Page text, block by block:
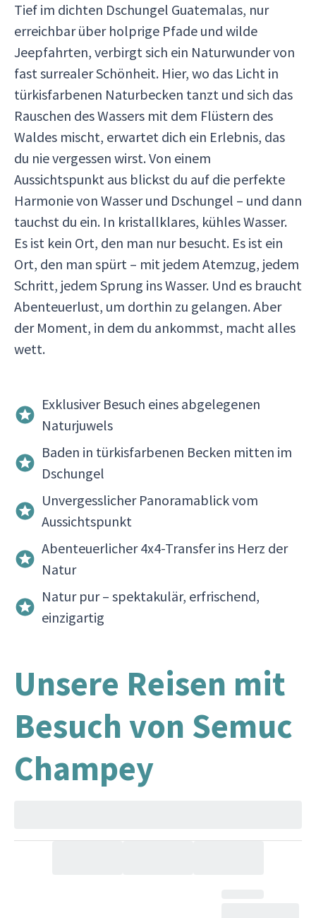
Tief im dichten Dschungel Guatemalas, nur
erreichbar über holprige Pfade und wilde
Jeepfahrten, verbirgt sich ein Naturwunder von
fast surrealer Schönheit. Hier, wo das Licht in
türkisfarbenen Naturbecken tanzt und sich das
Rauschen des Wassers mit dem Flüstern des
Waldes mischt, erwartet dich ein Erlebnis, das
du nie vergessen wirst. Von einem
Aussichtspunkt aus blickst du auf die perfekte
Harmonie von Wasser und Dschungel – und dann
tauchst du ein. In kristallklares, kühles Wasser.
Es ist kein Ort, den man nur besucht. Es ist ein
Ort, den man spürt – mit jedem Atemzug, jedem
Schritt, jedem Sprung ins Wasser. Und es braucht
Abenteuerlust, um dorthin zu gelangen. Aber
der Moment, in dem du ankommst, macht alles
wett.
Exklusiver Besuch eines abgelegenen
Naturjuwels
Baden in türkisfarbenen Becken mitten im
Dschungel
Unvergesslicher Panoramablick vom
Aussichtspunkt
Abenteuerlicher 4x4-Transfer ins Herz der
Natur
Natur pur – spektakulär, erfrischend,
einzigartig
Unsere Reisen mit
Besuch von Semuc
Champey